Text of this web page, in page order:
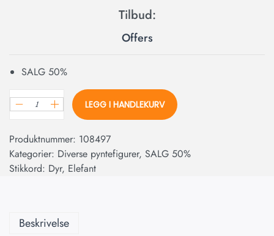
Offers
SALG 50%
LEGG I HANDLEKURV
Produktnummer: 108497
Kategorier: Diverse pyntefigurer, SALG 50%
Stikkord: Dyr, Elefant
Beskrivelse